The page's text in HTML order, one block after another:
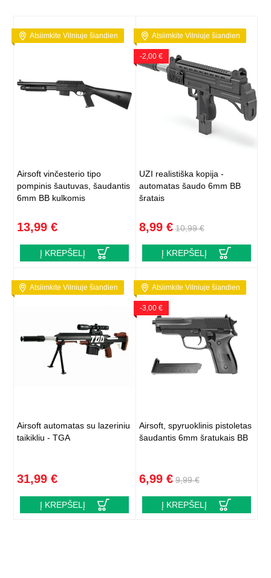
Atsiimkite Vilniuje šiandien
Airsoft vinčesterio tipo
pompinis šautuvas, šaudantis
6mm BB kulkomis
13,99 €
Į KREPŠELĮ
Atsiimkite Vilniuje šiandien
-2,00 €
UZI realistiška kopija -
automatas šaudo 6mm BB
šratais
8,99 € 10,99 €
Į KREPŠELĮ
Atsiimkite Vilniuje šiandien
Airsoft automatas su lazeriniu
taikikliu - TGA
31,99 €
Į KREPŠELĮ
Atsiimkite Vilniuje šiandien
-3,00 €
Airsoft, spyruoklinis pistoletas
šaudantis 6mm šratukais BB
6,99 € 9,99 €
Į KREPŠELĮ